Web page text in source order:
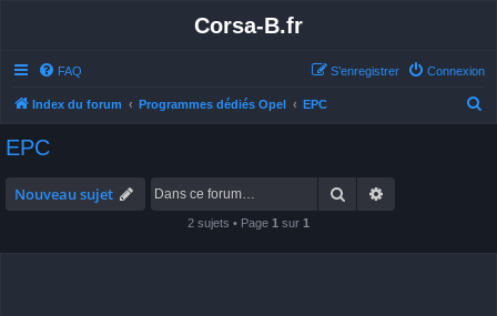
Corsa-B.fr
FAQ Connexion
S’enregistrer
Index du forum Programmes dédiés Opel EPC
EPC
Nouveau sujet Rechercher
2 sujets • Page 1 sur 1